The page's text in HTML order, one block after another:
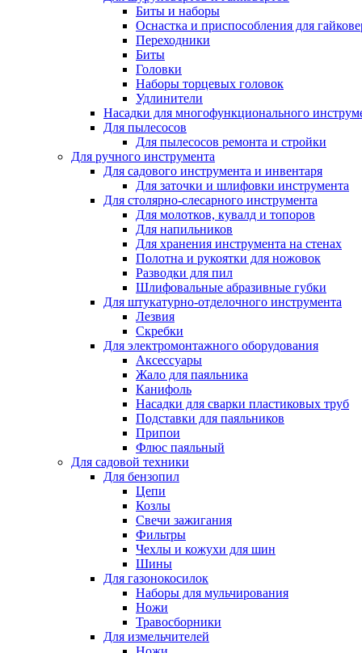
Биты и наборы
Оснастка и приспособления для
Переходники
Биты
Головки
Наборы торцевых головок
Удлинители
Насадки для многофункционального
Для пылесосов
Для пылесосов ремонта и стройки
Для ручного инструмента
Для садового инструмента и инвентаря
Для заточки и шлифовки инструмента
Для столярно-слесарного инструмента
Для молотков, кувалд и топоров
Для напильников
Для хранения инструмента на стенах
Полотна и рукоятки для ножовок
Разводки для пил
Шлифовальные абразивные губки
Для штукатурно-отделочного инструмента
Лезвия
Скребки
Для электромонтажного оборудования
Аксессуары
Жало для паяльника
Канифоль
Насадки для сварки пластиковых труб
Подставки для паяльников
Припои
Флюс паяльный
Для садовой техники
Для бензопил
Цепи
Козлы
Свечи зажигания
Фильтры
Чехлы и кожухи для шин
Шины
Для газонокосилок
Наборы для мульчирования
Ножи
Травосборники
Для измельчителей